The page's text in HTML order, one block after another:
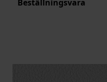
Beställningsvara